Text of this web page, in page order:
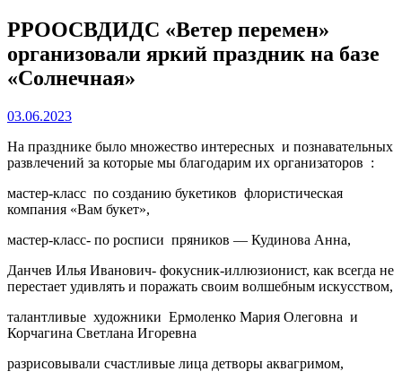
РРООСВДИДС «Ветер перемен»
организовали яркий праздник на базе
«Солнечная»
03.06.2023
На празднике было множество интересных и познавательных
развлечений за которые мы благодарим их организаторов :
мастер-класс по созданию букетиков флористическая
компания «Вам букет»,
мастер-класс- по росписи пряников — Кудинова Анна,
Данчев Илья Иванович- фокусник-иллюзионист, как всегда не
перестает удивлять и поражать своим волшебным искусством,
талантливые художники Ермоленко Мария Олеговна и
Корчагина Светлана Игоревна
разрисовывали счастливые лица детворы аквагримом,